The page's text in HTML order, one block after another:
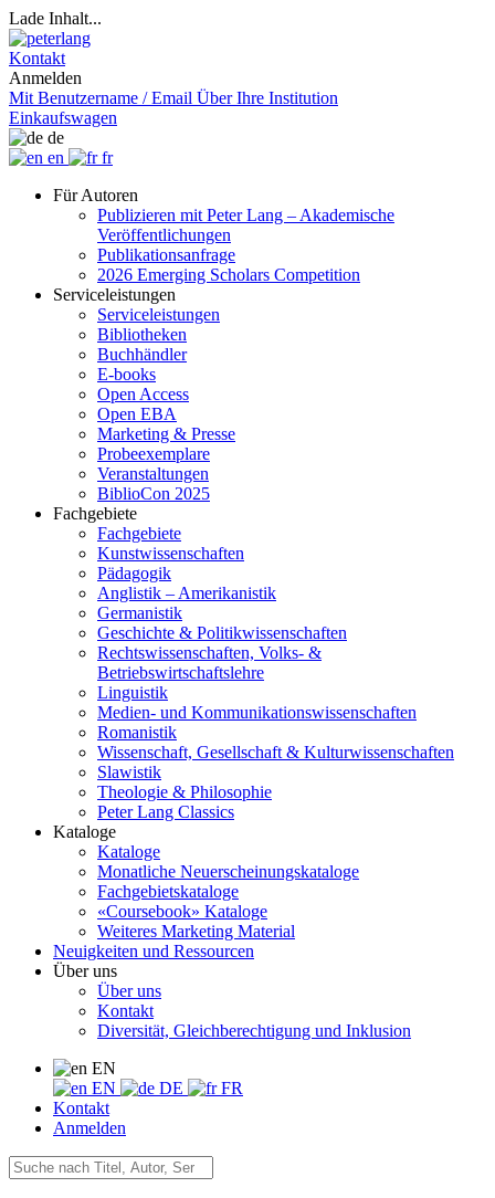
Lade Inhalt...
Kontakt
Anmelden
Mit Benutzername / Email Über Ihre Institution
Einkaufswagen
de
en
fr
Für Autoren
Publizieren mit Peter Lang – Akademische
Veröffentlichungen
Publikationsanfrage
2026 Emerging Scholars Competition
Serviceleistungen
Serviceleistungen
Bibliotheken
Buchhändler
E-books
Open Access
Open EBA
Marketing & Presse
Probeexemplare
Veranstaltungen
BiblioCon 2025
Fachgebiete
Fachgebiete
Kunstwissenschaften
Pädagogik
Anglistik – Amerikanistik
Germanistik
Geschichte & Politikwissenschaften
Rechtswissenschaften, Volks- &
Betriebswirtschaftslehre
Linguistik
Medien- und Kommunikationswissenschaften
Romanistik
Wissenschaft, Gesellschaft & Kulturwissenschaften
Slawistik
Theologie & Philosophie
Peter Lang Classics
Kataloge
Kataloge
Monatliche Neuerscheinungskataloge
Fachgebietskataloge
«Coursebook» Kataloge
Weiteres Marketing Material
Neuigkeiten und Ressourcen
Über uns
Über uns
Kontakt
Diversität, Gleichberechtigung und Inklusion
EN
EN
DE
FR
Kontakt
Anmelden